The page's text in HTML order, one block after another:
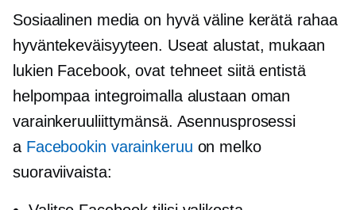
Sosiaalinen media on hyvä väline kerätä rahaa
hyväntekeväisyyteen. Useat alustat, mukaan
lukien Facebook, ovat tehneet siitä entistä
helpompaa integroimalla alustaan ​​oman
varainkeruuliittymänsä. Asennusprosessi
a Facebookin varainkeruu on melko
suoraviivaista: